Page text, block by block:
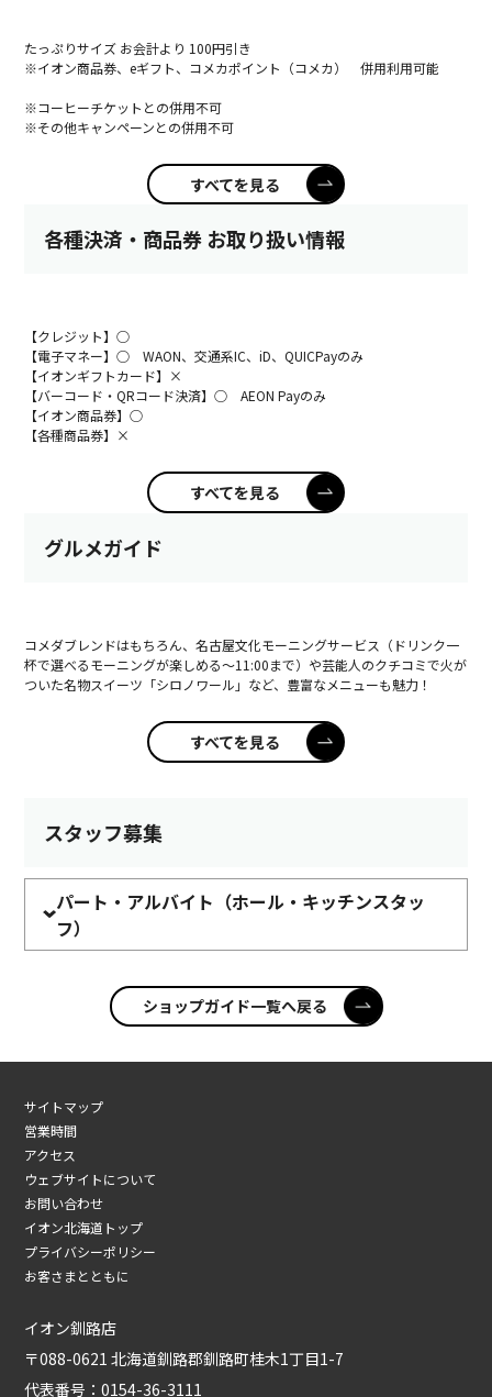
たっぷりサイズ お会計より 100円引き
※イオン商品券、eギフト、コメカポイント（コメカ） 併用利用可能
※コーヒーチケットとの併用不可
※その他キャンペーンとの併用不可
すべてを見る
各種決済・商品券 お取り扱い情報
【クレジット】○
【電子マネー】○ WAON、交通系IC、iD、QUICPayのみ
【イオンギフトカード】×
【バーコード・QRコード決済】○ AEON Payのみ
【イオン商品券】○
【各種商品券】×
すべてを見る
グルメガイド
コメダブレンドはもちろん、名古屋文化モーニングサービス（ドリンク一
杯で選べるモーニングが楽しめる～11:00まで）や芸能人のクチコミで火が
ついた名物スイーツ「シロノワール」など、豊富なメニューも魅力！
すべてを見る
スタッフ募集
パート・アルバイト（ホール・キッチンスタッ
フ）
ショップガイド一覧へ戻る
サイトマップ
営業時間
アクセス
ウェブサイトについて
お問い合わせ
イオン北海道トップ
プライバシーポリシー
お客さまとともに
イオン釧路店
〒088-0621 北海道釧路郡釧路町桂木1丁目1-7
代表番号：0154-36-3111